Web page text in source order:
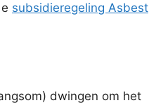
subsidieregeling Asbest
dwingen om het